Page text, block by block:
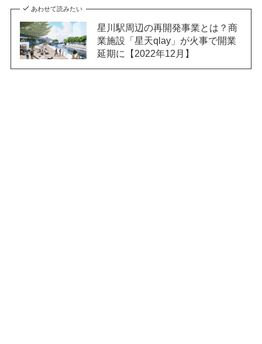
あわせて読みたい
星川駅周辺の再開発事業とは？商
業施設「星天qlay」が火事で開業
延期に【2022年12月】